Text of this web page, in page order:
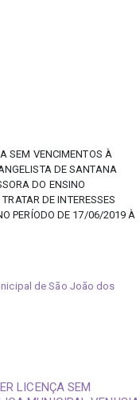
SEM VENCIMENTOS À
DE SANTANA
DO ENSINO
DE INTERESSES
PERÍODO DE 17/06/2019 À
LICENÇA SEM